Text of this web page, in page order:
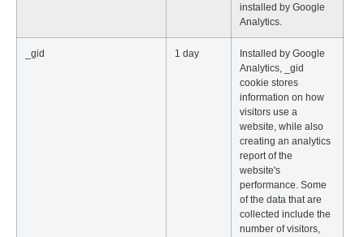
installed by Google
Analytics.
_gid 1 day
Installed by Google
Analytics, _gid
cookie stores
information on how
visitors use a
website, while also
creating an analytics
report of the
website's
performance. Some
of the data that are
collected include the
number of visitors,